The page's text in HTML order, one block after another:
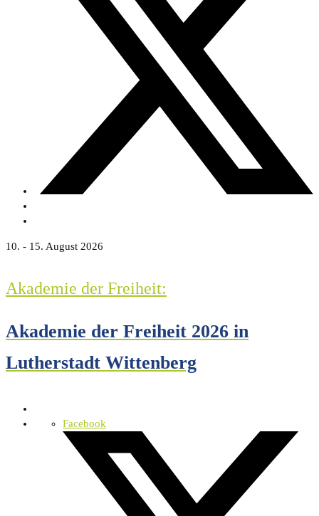
10. - 15. August 2026
Akademie der Freiheit:
Akademie der Freiheit 2026 in
Lutherstadt Wittenberg
Facebook